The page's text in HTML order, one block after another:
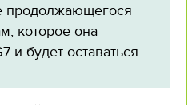
продолжающегося
которое она
и будет оставаться